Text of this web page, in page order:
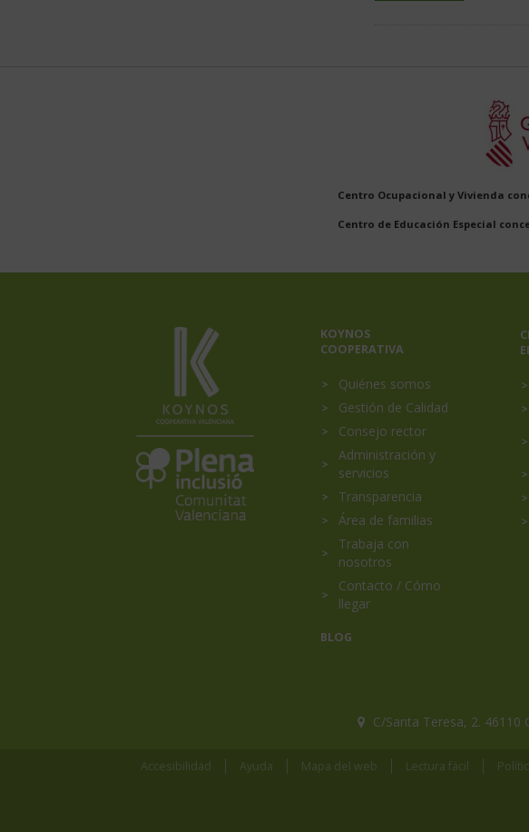
Centro Ocupacional y Vivienda
Centro de Educación Especial
Koynos
Coopertiva
Valenciana
miembro
Plena
Inclusión
Comunidad
Valenciana
Menú
principal
Portada
KOYNOS
COOPERATIVA
Quiénes somos
Gestión de Calidad
Consejo rector
Administración y
servicios
Transparencia
Área de familias
Trabaja con
nosotros
Contacto / Cómo
llegar
BLOG
C/Santa Teresa, 2. 46110
Accesibilidad Ayuda Mapa del web Lectura fácil